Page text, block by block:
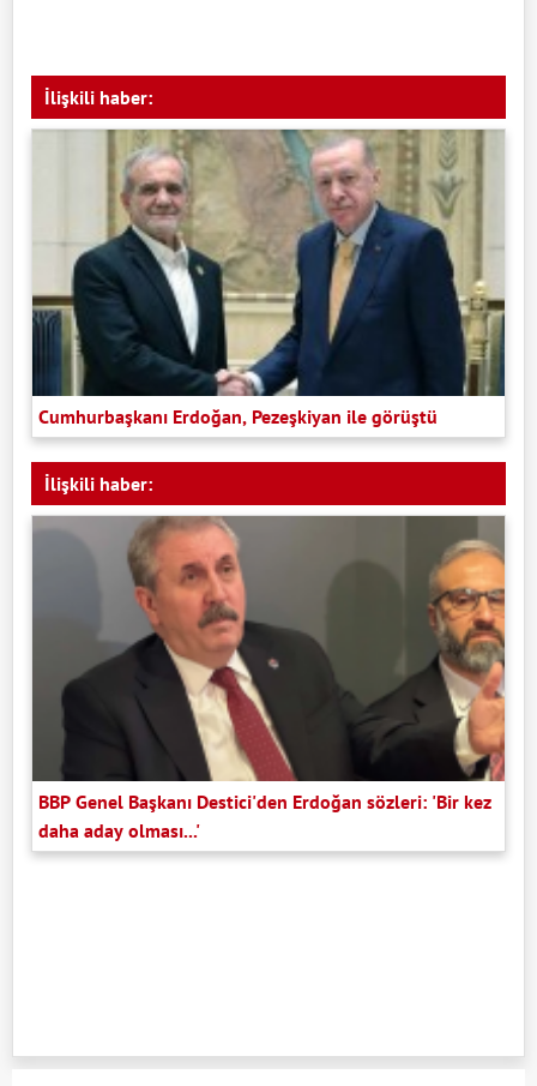
İlişkili haber:
Cumhurbaşkanı Erdoğan, Pezeşkiyan ile görüştü
İlişkili haber:
BBP Genel Başkanı Destici'den Erdoğan sözleri: 'Bir kez
daha aday olması...'